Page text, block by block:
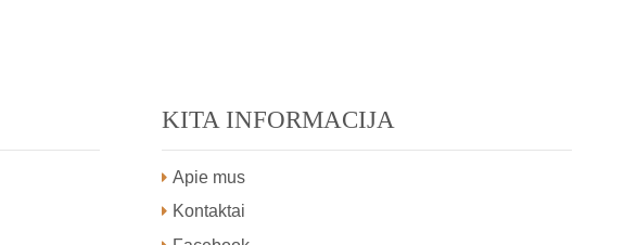
KITA INFORMACIJA
Apie mus
Kontaktai